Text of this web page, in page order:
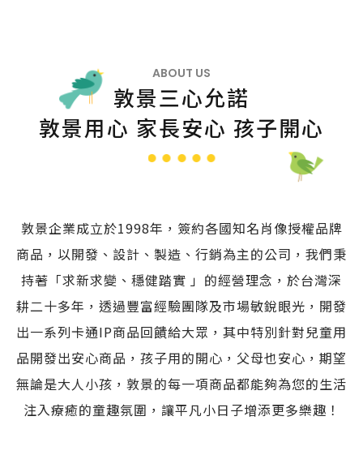
ABOUT US
敦景三心允諾
敦景用心 家長安心 孩子開心
敦景企業成立於1998年，簽約各國知名肖像授權品牌
商品，以開發、設計、製造、行銷為主的公司，我們秉
持著「求新求變、穩健踏實 」的經營理念，於台灣深
耕二十多年，透過豐富經驗團隊及市場敏銳眼光，開發
出一系列卡通IP商品回饋給大眾，其中特別針對兒童用
品開發出安心商品，孩子用的開心，父母也安心，期望
無論是大人小孩，敦景的每一項商品都能夠為您的生活
注入療癒的童趣氛圍，讓平凡小日子增添更多樂趣！